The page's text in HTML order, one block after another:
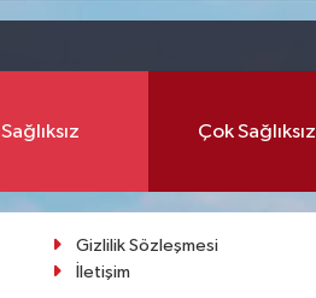
Sağlıksız Çok Sağlıksız
Gizlilik Sözleşmesi
İletişim